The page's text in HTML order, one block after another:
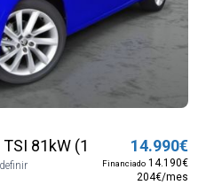
81kW (110 CV)14.990€
Financiado 14.190€
204€/mes